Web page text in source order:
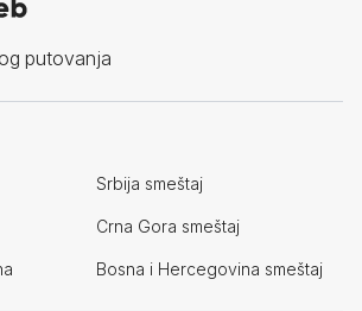
putovanja
Srbija smeštaj
Crna Gora smeštaj
Bosna i Hercegovina smeštaj